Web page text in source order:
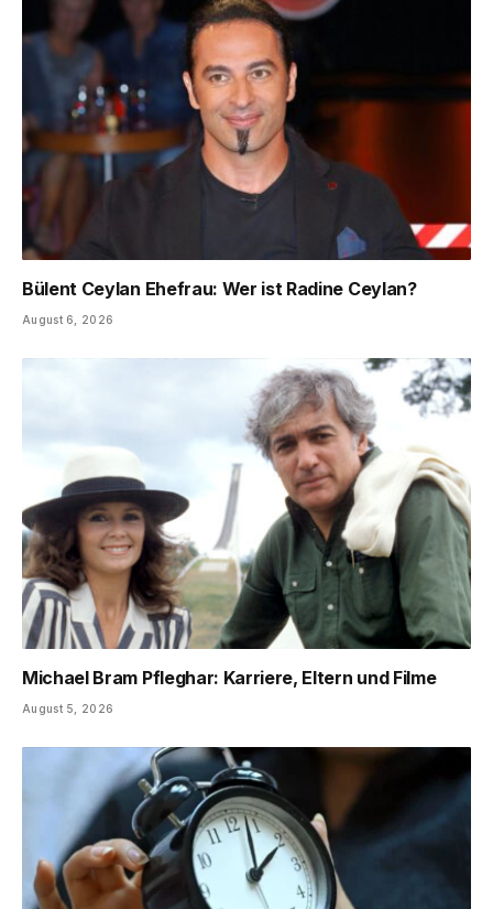
Bülent Ceylan Ehefrau: Wer ist Radine Ceylan?
August 6, 2026
Michael Bram Pfleghar: Karriere, Eltern und Filme
August 5, 2026